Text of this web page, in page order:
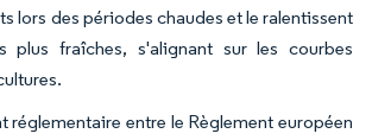
lors des périodes chaudes et le ralentissent
plus fraîches, s'alignant sur les courbes
réglementaire entre le Règlement européen